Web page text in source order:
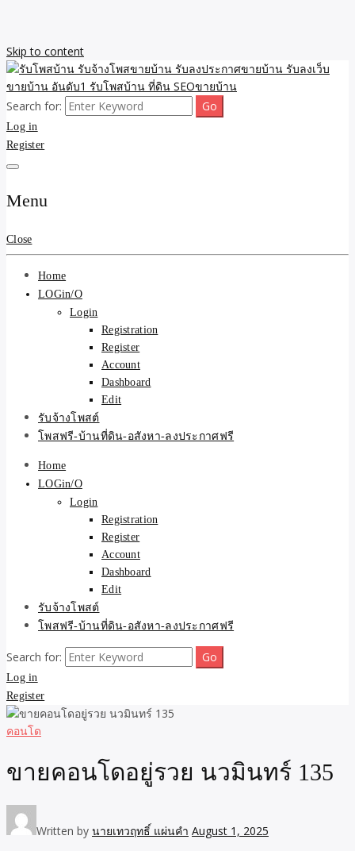
Skip to content
รับโพสบ้าน รับจ้างโพสขาย
บ้าน รับลงประกาศขายบ้าน
รับลงเว็บขายบ้าน อันดับ1
รับโพสบ้าน ที่ดิน SEOขาย
บ้าน
รับจ้างโพสขายบ้าน รับลงเว็บขายบ้าน รับโพสบ้าน รับลงประกาศขาย
บ้าน โพสบ้าน ขายที่ดิน SEO อสังหา ราคาถูก รับลงขายบ้าน
Search for:
Log in
Register
Menu
Close
Home
LOGin/O
Login
Registration
Register
Account
Dashboard
Edit
รับจ้างโพสต์
โพสฟรี-บ้านที่ดิน-อสังหา-ลงประกาศฟรี
Home
LOGin/O
Login
Registration
Register
Account
Dashboard
Edit
รับจ้างโพสต์
โพสฟรี-บ้านที่ดิน-อสังหา-ลงประกาศฟรี
Search for:
Log in
Register
คอนโด
ขายคอนโดอยู่รวย นวมินทร์ 135
Written by นายเทวฤทธิ์ แผ่นคำ August 1, 2025